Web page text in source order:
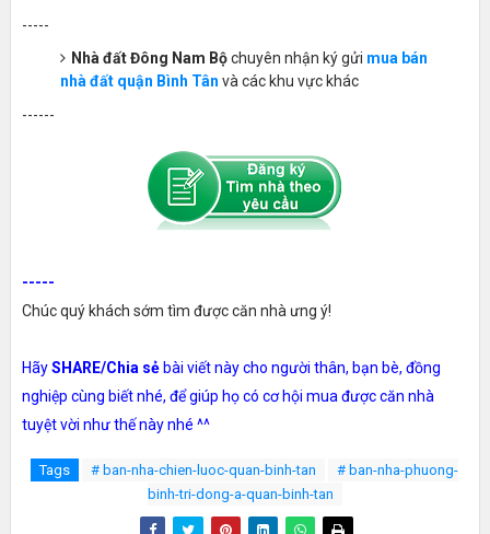
-----
Nhà đất Đông Nam Bộchuyên nhận ký gửi mua bán
nhà đất quận Bình Tân và các khu vực khác
------
-----
Chúc quý khách sớm tìm được căn nhà ưng ý!
HãySHARE/Chia sẻbài viết này cho người thân, bạn bè, đồng
nghiệp cùng biết nhé, để giúp họ có cơ hội mua được căn nhà
tuyệt vời như thế này nhé ^^
Tags # ban-nha-chien-luoc-quan-binh-tan
# ban-nha-phuong-
binh-tri-dong-a-quan-binh-tan